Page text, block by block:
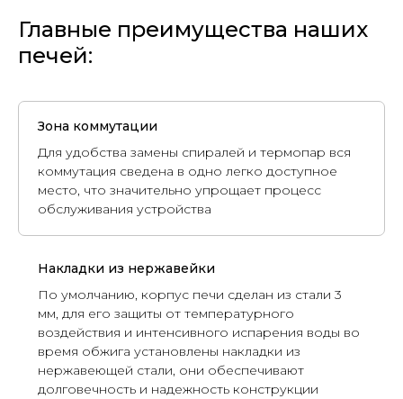
Главные преимущества наших
печей:
Зона коммутации
Для удобства замены спиралей и термопар вся
коммутация сведена в одно легко доступное
место, что значительно упрощает процесс
обслуживания устройства
Накладки из нержавейки
По умолчанию, корпус печи сделан из стали 3
мм, для его защиты от температурного
воздействия и интенсивного испарения воды во
время обжига установлены накладки из
нержавеющей стали, они обеспечивают
долговечность и надежность конструкции